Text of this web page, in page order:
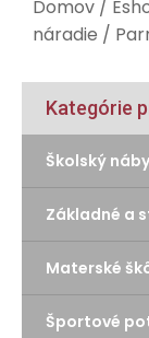
Domov /
náradie /
Kategórie
Školský
Základné a
Materské
Športové